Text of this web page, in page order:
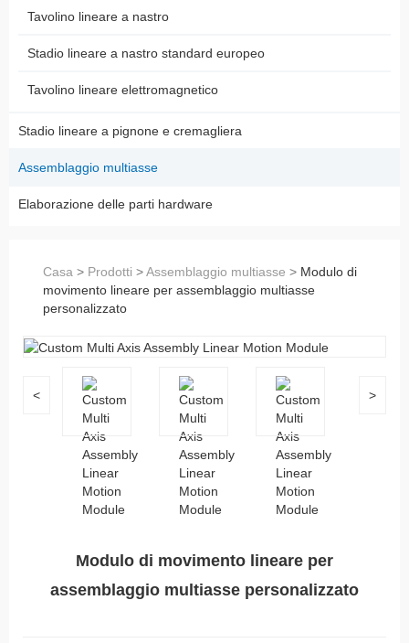
Tavolino lineare a nastro
Stadio lineare a nastro standard europeo
Tavolino lineare elettromagnetico
Stadio lineare a pignone e cremagliera
Assemblaggio multiasse
Elaborazione delle parti hardware
Casa > Prodotti >Assemblaggio multiasse > Modulo di
movimento lineare per assemblaggio multiasse
personalizzato
< >
Modulo di movimento lineare per
assemblaggio multiasse personalizzato